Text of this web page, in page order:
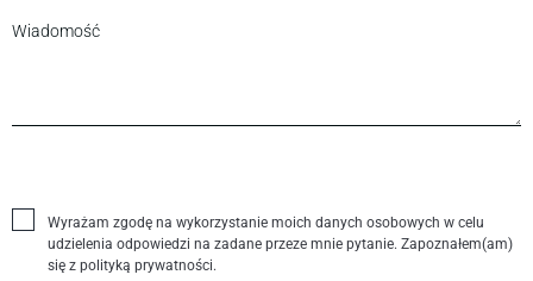
Wyrażam zgodę na wykorzystanie moich danych osobowych w celu
udzielenia odpowiedzi na zadane przeze mnie pytanie. Zapoznałem(am)
się z polityką prywatności.